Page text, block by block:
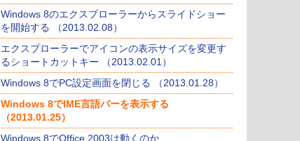
Windows 8のエクスプローラーからスライドショー
を開始する （2013.02.08）
エクスプローラーでアイコンの表示サイズを変更す
るショートカットキー （2013.02.01）
Windows 8でPC設定画面を閉じる （2013.01.28）
Windows 8でIME言語バーを表示する
（2013.01.25）
Windows 8でOffice 2003は動くのか